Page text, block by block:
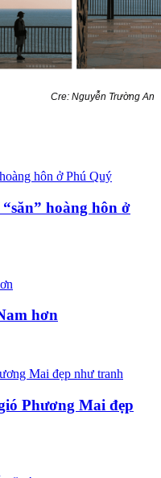
Cre: Nguyễn Trường An
hoàng hôn ở
hơn
Phương Mai đẹp